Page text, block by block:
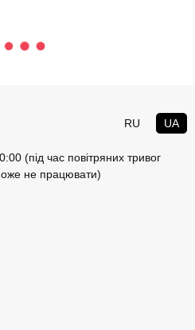
RU UA
(під час повітряних тривог
не працювати)